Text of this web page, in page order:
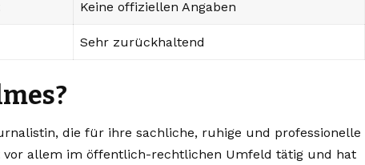
Keine offiziellen Angaben
Sehr zurückhaltend
die für ihre sachliche, ruhige und professionelle
vor allem im öffentlich-rechtlichen Umfeld tätig und hat